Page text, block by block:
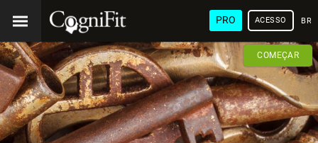
PRO ACESSO
COMEÇAR